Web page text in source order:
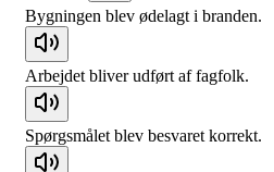
Bygningen blev ødelagt i branden.
Arbejdet bliver udført af fagfolk.
Spørgsmålet blev besvaret korrekt.